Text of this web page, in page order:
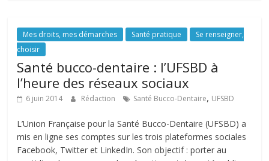
Mes droits, mes démarches Santé pratique
Se renseigner,
choisir
Santé bucco-dentaire : l’UFSBD à
l’heure des réseaux sociaux
6 juin 2014 Rédaction Santé Bucco-Dentaire, UFSBD
L’Union Française pour la Santé Bucco-Dentaire (UFSBD) a
mis en ligne ses comptes sur les trois plateformes sociales
Facebook, Twitter et LinkedIn. Son objectif : porter au